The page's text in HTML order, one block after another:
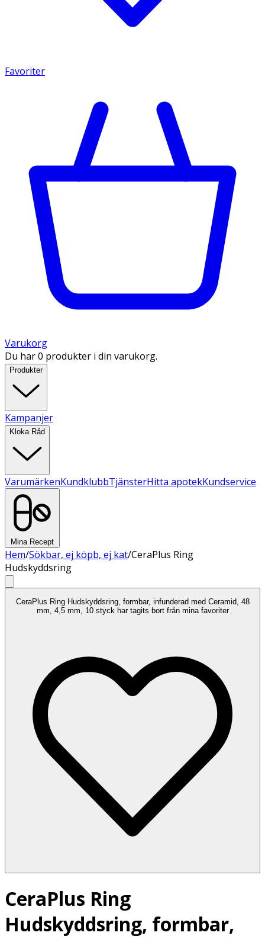
Favoriter
Varukorg
Du har 0 produkter i din varukorg.
Produkter
Kampanjer
Kloka Råd
VarumärkenKundklubbTjänsterHitta apotekKundservice
Mina Recept
Hem/Sökbar, ej köpb, ej kat/CeraPlus Ring
Hudskyddsring
CeraPlus Ring Hudskyddsring, formbar, infunderad med Ceramid, 48
mm, 4,5 mm, 10 styck har tagits bort från mina favoriter
CeraPlus Ring
Hudskyddsring, formbar,